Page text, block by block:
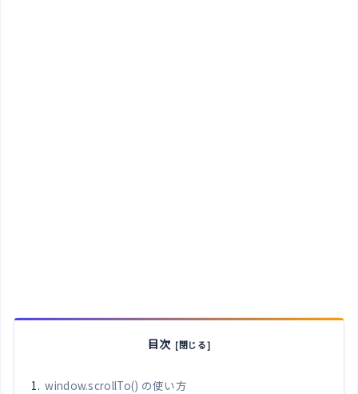
目次
window.scrollTo() の使い方